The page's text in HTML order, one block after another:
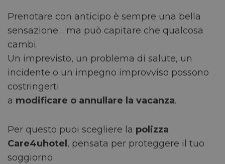
Prenotare con anticipo è sempre una bella
sensazione… ma può capitare che qualcosa
cambi.
Un imprevisto, un problema di salute, un
incidente o un impegno improvviso possono
costringerti
a modificare o annullare la vacanza.
Per questo puoi scegliere la polizza
Care4uhotel , pensata per proteggere il tuo
soggiorno